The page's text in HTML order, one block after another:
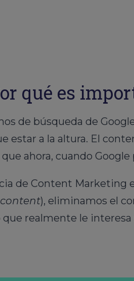
qué es
de búsqueda de
estar a la altura. El
ahora, cuando
de Content Marketing
), eliminamos el
que realmente le interesa